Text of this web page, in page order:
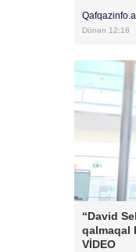
Dünən 12:18
“David
qalmaqal
VİDEO